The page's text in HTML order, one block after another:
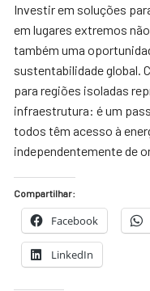
Investir em soluções
em lugares extremos
também uma
sustentabilidade global.
para regiões isoladas
infraestrutura: é um
todos têm acesso à
independentemente de
Compartilhar:
Facebook
LinkedIn